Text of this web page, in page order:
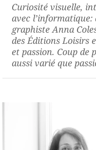
Curiosité visuelle,
avec l’informatique:
graphiste Anna
des Éditions Loisirs
et passion. Coup
aussi varié que